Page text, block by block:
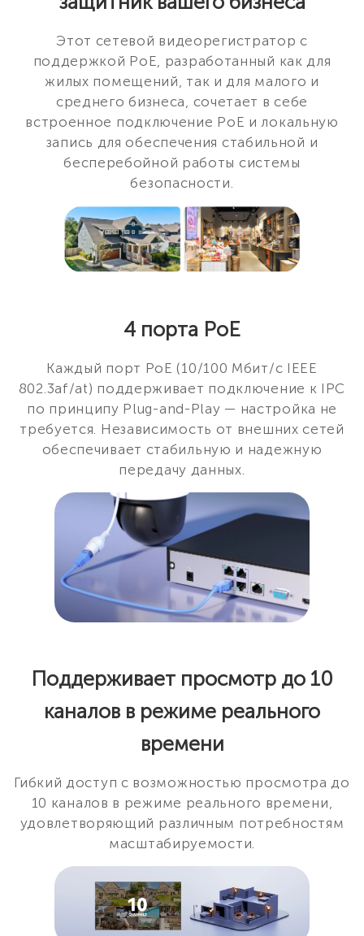
Этот сетевой видеорегистратор с
поддержкой PoE, разработанный как для
жилых помещений, так и для малого и
среднего бизнеса, сочетает в себе
встроенное подключение PoE и локальную
запись для обеспечения стабильной и
бесперебойной работы системы
безопасности.
4 порта PoE
Каждый порт PoE (10/100 Мбит/с IEEE
802.3af/at) поддерживает подключение к IPC
по принципу Plug-and-Play — настройка не
требуется. Независимость от внешних сетей
обеспечивает стабильную и надежную
передачу данных.
Поддерживает просмотр до 10
каналов в режиме реального
времени
Гибкий доступ с возможностью просмотра до
10 каналов в режиме реального времени,
удовлетворяющий различным потребностям
масштабируемости.